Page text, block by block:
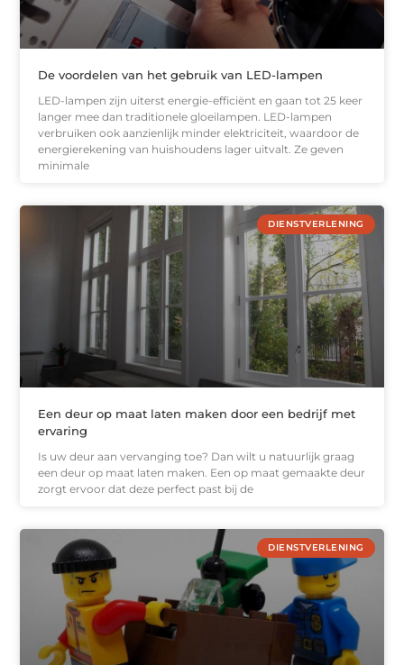
De voordelen van het gebruik van LED-lampen
LED-lampen zijn uiterst energie-efficiënt en gaan tot 25 keer
langer mee dan traditionele gloeilampen. LED-lampen
verbruiken ook aanzienlijk minder elektriciteit, waardoor de
energierekening van huishoudens lager uitvalt. Ze geven
minimale
DIENSTVERLENING
Een deur op maat laten maken door een bedrijf met
ervaring
Is uw deur aan vervanging toe? Dan wilt u natuurlijk graag
een deur op maat laten maken. Een op maat gemaakte deur
zorgt ervoor dat deze perfect past bij de
DIENSTVERLENING